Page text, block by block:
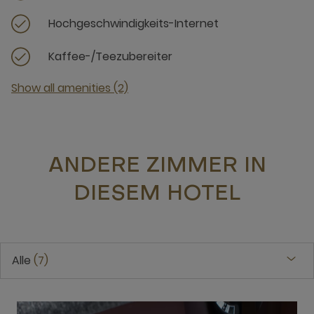
Hochgeschwindigkeits-Internet
Kaffee-/Teezubereiter
Show all amenities (2)
ANDERE ZIMMER IN
DIESEM HOTEL
Alle 7